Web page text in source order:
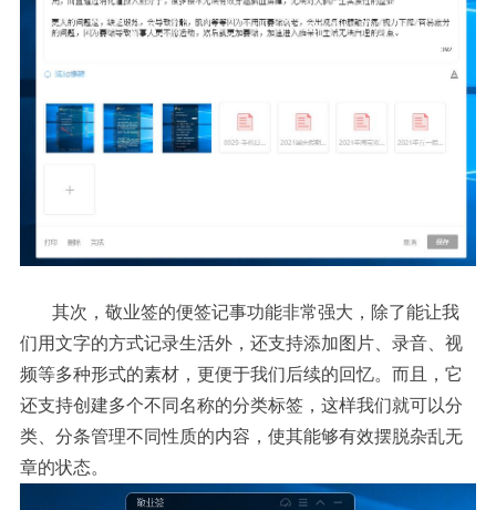
其次，敬业签的便签记事功能非常强大，除了能让我
们用文字的方式记录生活外，还支持添加图片、录音、视
频等多种形式的素材，更便于我们后续的回忆。而且，它
还支持创建多个不同名称的分类标签，这样我们就可以分
类、分条管理不同性质的内容，使其能够有效摆脱杂乱无
章的状态。